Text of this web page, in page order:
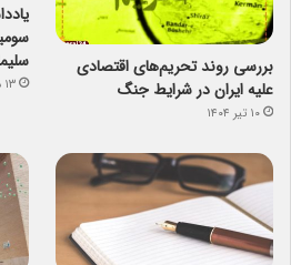
بررسی روند تحریم‌های اقتصادی
علیه ایران در شرایط جنگ
۱۰ تیر ۱۴۰۴
۱۳ دی ۱۴۰۱